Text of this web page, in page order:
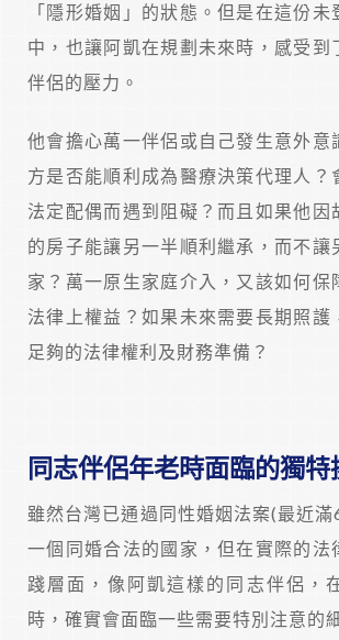
「隱形婚姻」的狀態。但是在這份
中，也讓阿凱在規劃未來時，感受到
伴侶的壓力。
他會擔心萬一伴侶或自己發生意外意
方是否能順利成為醫療決策代理人？
法定配偶而遇到阻礙？而且如果他因
的房子能讓另一半順利繼承，而不讓
家？萬一原生家庭介入，又該如何保
法律上權益？如果未來需要長期照護
足夠的法律權利及財務準備？
同志伴侶年老時面臨的獨特
雖然台灣已通過同性婚姻法案(最近
一個同婚合法的國家，但在實際的法
踐層面，像阿凱這樣的同志伴侶，
時，確實會面臨一些需要特別注意的